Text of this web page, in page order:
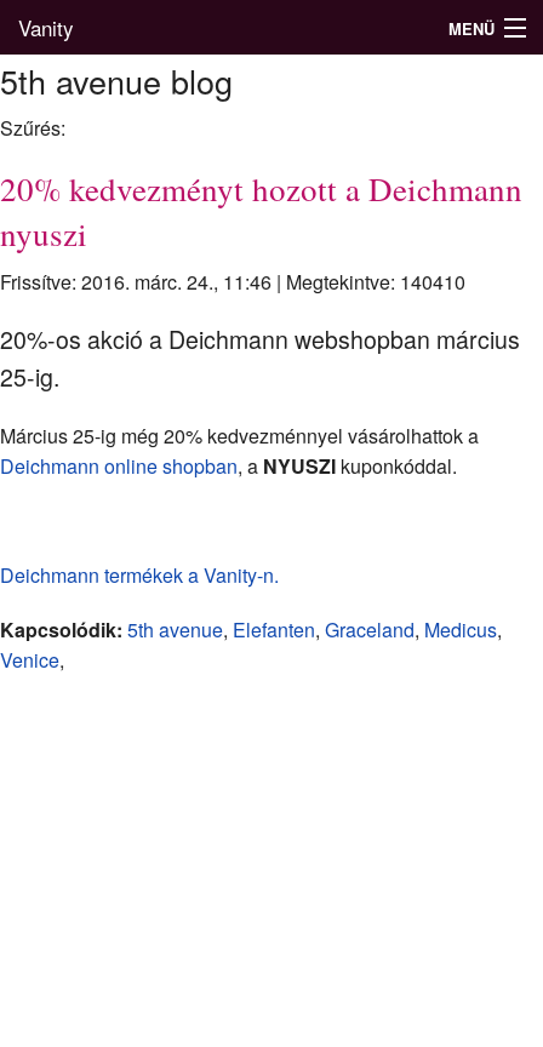
Vanity MENÜ
Divatkatalógus
Divatmárkák
Képgalériák
5th avenue blog
Szűrés:
20% kedvezményt hozott a Deichmann
nyuszi
Frissítve: 2016. márc. 24., 11:46 | Megtekintve: 140410
20%-os akció a Deichmann webshopban március
25-ig.
Március 25-ig még 20% kedvezménnyel vásárolhattok a
Deichmann online shopban, a NYUSZI kuponkóddal.
Deichmann termékek a Vanity-n.
Kapcsolódik: 5th avenue, Elefanten, Graceland, Medicus,
Venice,